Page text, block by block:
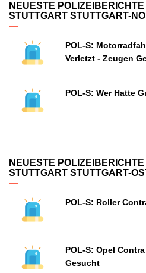
NEUESTE POLIZEIBERICHTE
STUTTGART STUTTGART-
POL-S:
Verletzt - Zeugen
POL-S: Wer Hatte
NEUESTE POLIZEIBERICHTE
STUTTGART STUTTGART-
POL-S: Roller
POL-S: Opel
Gesucht